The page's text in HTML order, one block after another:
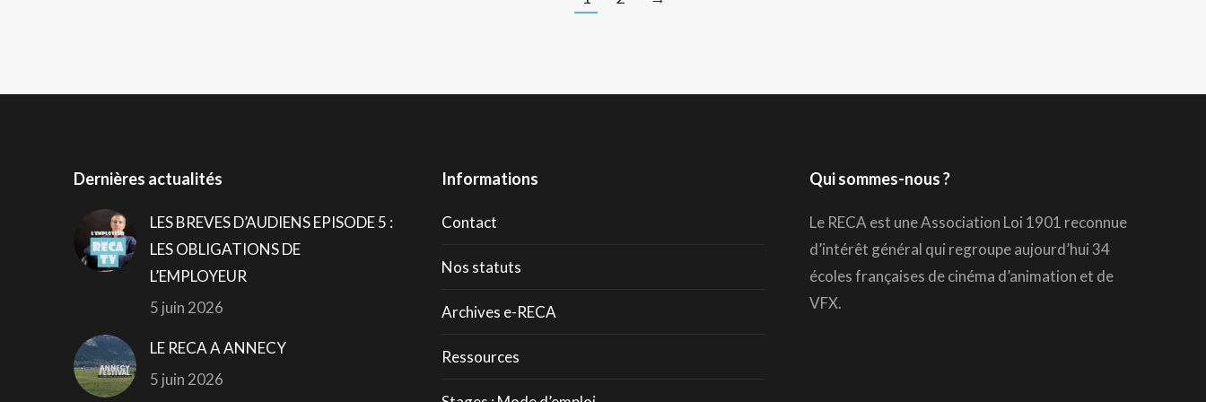
Dernières actualités
LES BREVES D’AUDIENS EPISODE 5 :
LES OBLIGATIONS DE
L’EMPLOYEUR
5 juin 2026
LE RECA A ANNECY
5 juin 2026
Informations
Contact
Nos statuts
Archives e-RECA
Ressources
Qui sommes-nous ?
Le RECA est une Association Loi 1901 reconnue
d’intérêt général qui regroupe aujourd’hui 34
écoles françaises de cinéma d’animation et de
VFX.